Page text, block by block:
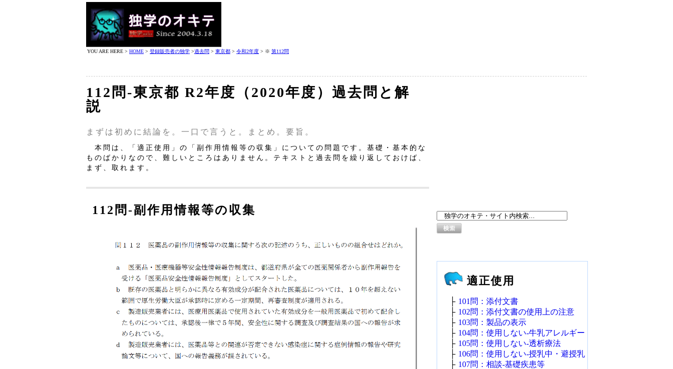
YOU ARE HERE > HOME > 登録販売者の独学 >過去問 > 東京都 > 令和2年度 > ※ 第112問
112問‐東京都 R2年度（2020年度）過去問と解
説
まずは初めに結論を。一口で言うと。まとめ。要旨。
本問は、「適正使用」の「副作用情報等の収集」についての問題です。基礎・基本的な
ものばかりなので、難しいところはありません。テキストと過去問を繰り返しておけば、
まず、取れます。
112問‐副作用情報等の収集
適正使用
├ 101問：添付文書
├ 102問：添付文書の使用上の注意
├ 103問：製品の表示
├ 104問：使用しない‐牛乳アレルギー
├ 105問：使用しない‐透析療法
├ 106問：使用しない‐授乳中・避授乳
├ 107問：相談‐基礎疾患等